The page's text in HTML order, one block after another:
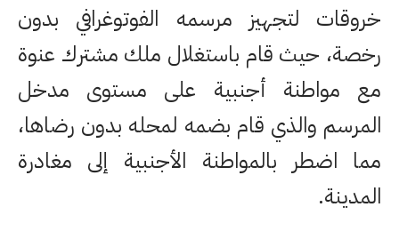
خروقات لتجهيز مرسمه الفوتوغرافي بدون
رخصة، حيث قام باستغلال ملك مشترك عنوة
مع مواطنة أجنبية على مستوى مدخل
المرسم والذي قام بضمه لمحله بدون رضاها،
مما اضطر بالمواطنة الأجنبية إلى مغادرة
المدينة.